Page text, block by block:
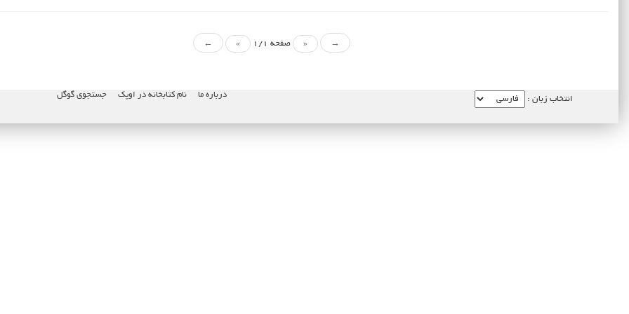
→
« صفحه 1/1 »
←
درباره ما نام کتابخانه در اوپک جستجوی گوگل انتخاب زبان :